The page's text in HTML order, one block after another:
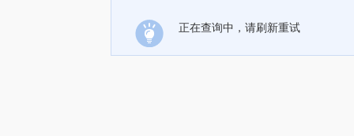
正在查询中，请刷新重试